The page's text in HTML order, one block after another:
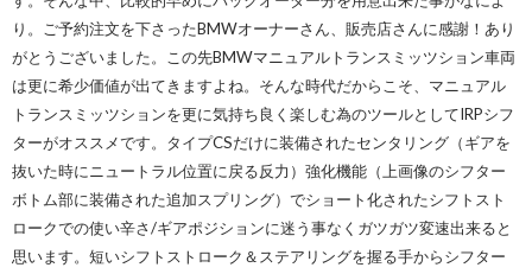
り。ご予約注文を下さったBMWオーナーさん、販売店さんに感謝！あり
がとうございました。この先BMWマニュアルトランスミッツション車両
は更に希少価値が出てきますよね。そんな時代だからこそ、マニュアル
トランスミッツションを更に気持ち良く楽しむ為のツールとしてIRPシフ
ターがオススメです。タイプCSだけに装備されたセンタリング（ギアを
抜いた時にニュートラル位置に戻る反力）強化機能（上画像のシフター
ボトム部に装備された追加スプリング）でショート化されたシフトスト
ロークでの使い辛さ/ギアポジションに迷う事なくガツガツ変速出来ると
思います。短いシフトストローク＆ステアリングを握る手からシフター